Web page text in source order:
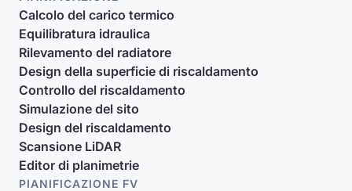
Calcolo del carico termico
Equilibratura idraulica
Rilevamento del radiatore
Design della superficie di riscaldamento
Controllo del riscaldamento
Simulazione del sito
Design del riscaldamento
Scansione LiDAR
Editor di planimetrie
PIANIFICAZIONE FV